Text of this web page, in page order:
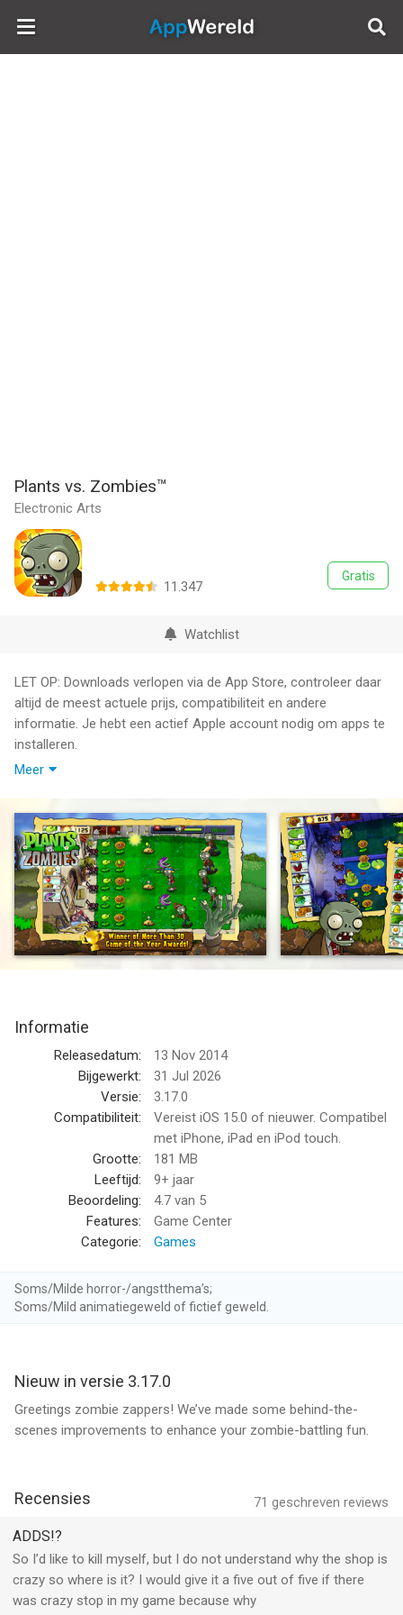
AppWereld
Plants vs. Zombies™
Electronic Arts
Gratis
11.347
Watchlist
LET OP: Downloads verlopen via de App Store, controleer daar
altijd de meest actuele prijs, compatibiliteit en andere
informatie. Je hebt een actief Apple account nodig om apps te
installeren.
Get ready to soil your plants as a mob of fun-loving zombies is
about to invade your home. Use your arsenal of 49 zombie-
zapping plants — Peashooters, Wall-nuts, Cherry bombs and
more — to mulchify 26 types of zombies before they break
down your door.
This app offers in-app purchases. You may disable in-app
WINNER OF OVER 30 GAME OF THE YEAR AWARDS*
50 FUN-DEAD LEVELS
Conquer all 50 levels of Adventure mode — through day, night,
fog, in a swimming pool, on the rooftop and more. Plus fend
off a continual wave of zombies as long as you can with
Survival mode!
NOT GARDEN-VARIETY GHOULS
Battle zombie pole-vaulters, snorkelers, bucketheads and 26
more fun-dead zombies. Each has its own special skills, so
SMARTER THAN YOUR AVERAGE ZOMBIE
Be careful how you use your limited supply of greens and
Almanac to learn more about all the zombies and plants to
help plan your strategy.
to buy a pet snail, power-ups and more.
GROW WITH YOUR GAME
Show off your zombie-zapping prowess by earning 46
awesome achievements.
Meer
Informatie
Releasedatum:
13 Nov 2014
Bijgewerkt:
31 Jul 2026
Versie:
3.17.0
Compatibiliteit:
Vereist iOS 15.0 of nieuwer. Compatibel
met iPhone, iPad en iPod touch.
Grootte:
181 MB
Leeftijd:
9+ jaar
Beoordeling:
4.7 van 5
Features:
Game Center
Categorie:
Games
Soms/Milde horror-/angstthema’s;
Soms/Mild animatiegeweld of fictief geweld.
Nieuw in versie 3.17.0
Greetings zombie zappers! We’ve made some behind-the-
scenes improvements to enhance your zombie-battling fun.
71 geschreven reviews
Recensies
ADDS!?
So I’d like to kill myself, but I do not understand why the shop is
crazy so where is it? I would give it a five out of five if there
was crazy stop in my game because why